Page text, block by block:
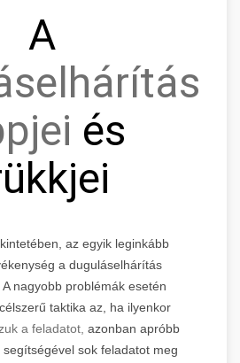
A
és
az egyik leginkább
a duguláselhárítás
nagyobb problémák esetén
taktika az, ha ilyenkor
a feladatot, azonban apróbb
sok feladatot meg